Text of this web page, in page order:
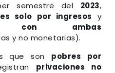
semestre del 2023,
solo por ingresos y
con ambas
y no monetarias).
que son pobres por
privaciones no